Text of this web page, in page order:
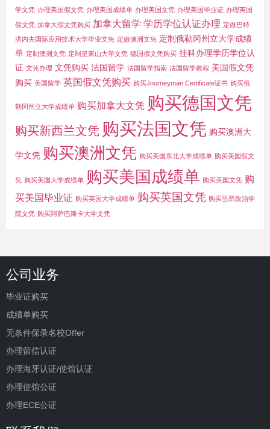
学文凭 办理美国假文凭 办理美国成绩单 办理美国文凭 办理美国毕业证 办理英国
假文凭 加拿大假文凭购买 加拿大留学 学历学位认证办理 定做巴特
洪内夫国际应用技术大学毕业文凭 定做澳洲文凭 定制俄勒冈州立大学成绩
单 定制澳洲文凭 定制皇家山大学文凭 德国假文凭购买 挂科办理学历学位认
证 文凭办理 文凭购买 法国留学 法国留学指南 法国留学教程 美国假文凭
购买 美国留学 英国假文凭购买 购买Journeyman Certificate证书 购买俄
勒冈州立大学成绩单 购买加拿大文凭 购买德国文凭
购买新西兰文凭 购买法国文凭 购买澳洲大
学文凭 购买澳洲文凭 购买美国东北大学成绩单 购买美国假文
凭 购买美国大学成绩单 购买美国成绩单 购买美国文凭 购
买美国毕业证 购买英国大学成绩单 购买英国文凭 购买里昂政治学
院文凭 购买阿萨巴斯卡大学文凭
公司业务
毕业证购买
成绩单购买
无条件保录名校Offer
办理留信认证
办理海牙认证/使馆认证
办理使馆公证
办理ECE公证